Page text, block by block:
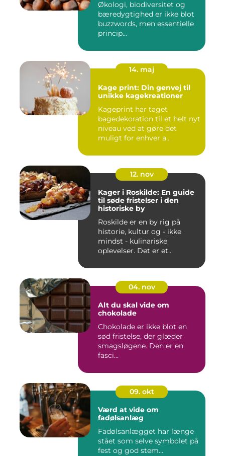
Økologi, biodiversitet og
bæredygtighed er ikke blot
buzzwords, men essentielle
princip...
14. maj
Kage print: Din genvej til
unikke kagekreationer
Kageprint har taget
bagedekoration til et helt nyt
niveau ved at gøre det
muligt for enhver a...
12. nov
Kager i Roskilde: En guide
til søde fristelser i den
historiske by
Roskilde er en by rig på
historie, kultur og - ikke
mindst - kulinariske
oplevelser. Det er et...
04. nov
Alt du skal vide om
chokolade
Chokolade er ikke blot en
sød fristelse, der glæder
smagsløgene. Den er en
fasci...
09. okt
Værd at vide om
fadølsanlæg
Fadølsanlægget har længe
stået som selve symbolet på
fest og god stem...